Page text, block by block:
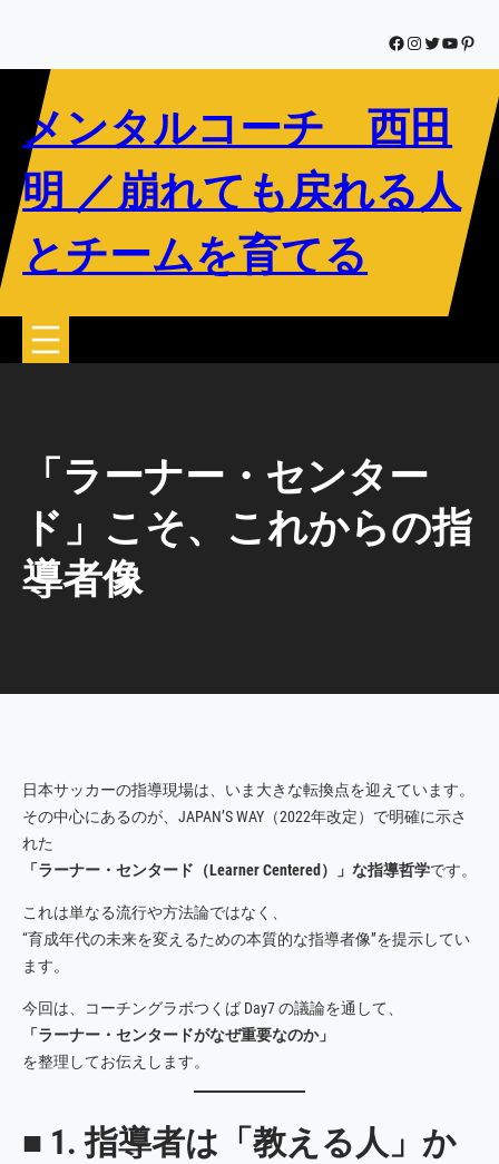
を
Facebook
Instagram
Twitter
YouTube
メンタルコーチ 西田
明 ／崩れても戻れる人
とチームを育てる
「ラーナー・センター
ド」こそ、これからの指
導者像
日本サッカーの指導現場は、いま大きな転換点を迎えています。
その中心にあるのが、JAPAN’S WAY（2022年改定）で明確に示さ
れた
「ラーナー・センタード（Learner Centered）」な指導哲学です。
これは単なる流行や方法論ではなく、
“育成年代の未来を変えるための本質的な指導者像”を提示してい
ます。
今回は、コーチングラボつくば Day7 の議論を通して、
「ラーナー・センタードがなぜ重要なのか」
を整理してお伝えします。
■ 1. 指導者は「教える人」か